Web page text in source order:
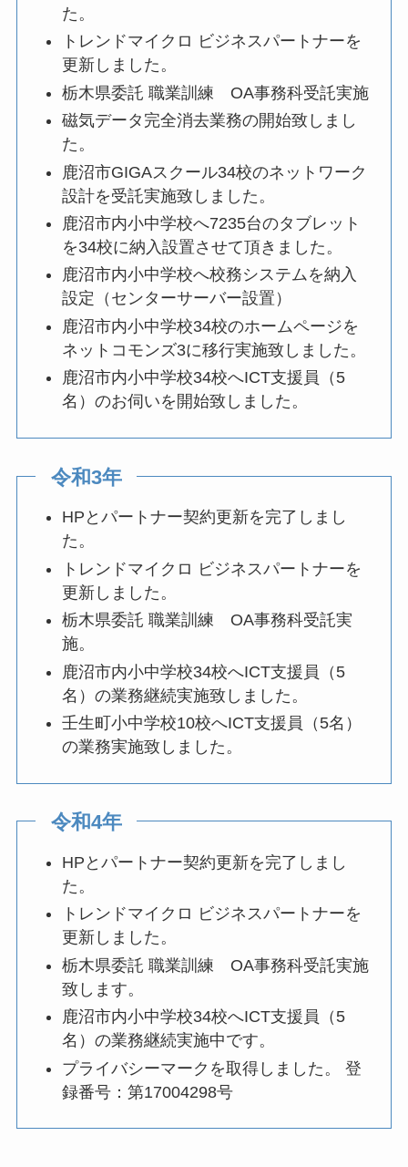
た。
トレンドマイクロ ビジネスパートナーを
更新しました。
栃木県委託 職業訓練 OA事務科受託実施
磁気データ完全消去業務の開始致しまし
た。
鹿沼市GIGAスクール34校のネットワーク
設計を受託実施致しました。
鹿沼市内小中学校へ7235台のタブレット
を34校に納入設置させて頂きました。
鹿沼市内小中学校へ校務システムを納入
設定（センターサーバー設置）
鹿沼市内小中学校34校のホームページを
ネットコモンズ3に移行実施致しました。
鹿沼市内小中学校34校へICT支援員（5
名）のお伺いを開始致しました。
令和3年
HPとパートナー契約更新を完了しまし
た。
トレンドマイクロ ビジネスパートナーを
更新しました。
栃木県委託 職業訓練 OA事務科受託実
施。
鹿沼市内小中学校34校へICT支援員（5
名）の業務継続実施致しました。
壬生町小中学校10校へICT支援員（5名）
の業務実施致しました。
令和4年
HPとパートナー契約更新を完了しまし
た。
トレンドマイクロ ビジネスパートナーを
更新しました。
栃木県委託 職業訓練 OA事務科受託実施
致します。
鹿沼市内小中学校34校へICT支援員（5
名）の業務継続実施中です。
プライバシーマークを取得しました。 登
録番号：第17004298号